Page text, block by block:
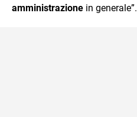
amministrazione in generale”.